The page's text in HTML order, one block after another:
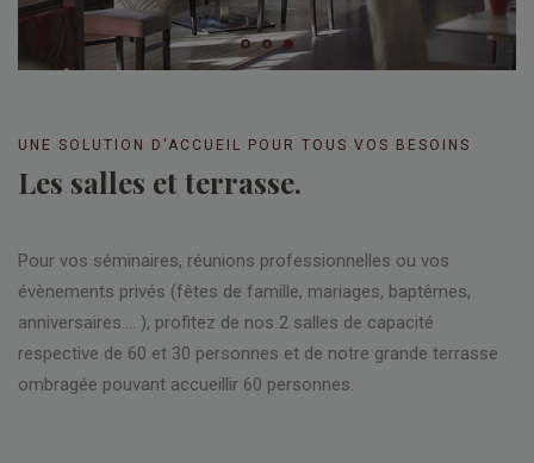
UNE SOLUTION D'ACCUEIL POUR TOUS VOS BESOINS
Les salles et terrasse.
Pour vos séminaires, réunions professionnelles ou vos
évènements privés (fêtes de famille, mariages, baptêmes,
anniversaires…. ), profitez de nos 2 salles de capacité
respective de 60 et 30 personnes et de notre grande terrasse
ombragée pouvant accueillir 60 personnes.